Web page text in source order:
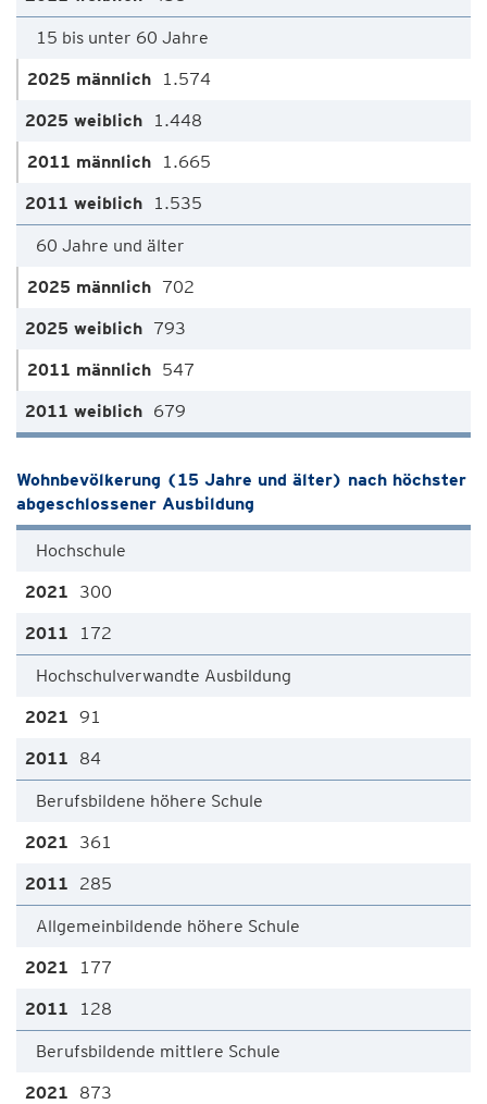
15 bis unter 60 Jahre
1.574
1.448
1.665
1.535
60 Jahre und älter
702
793
547
679
Wohnbevölkerung (15 Jahre und älter) nach höchster
abgeschlossener Ausbildung
Hochschule
300
172
Hochschulverwandte Ausbildung
91
84
Berufsbildene höhere Schule
361
285
Allgemeinbildende höhere Schule
177
128
Berufsbildende mittlere Schule
873